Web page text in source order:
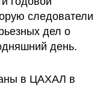
следователи
дел о
день.
в ЦАХАЛ в